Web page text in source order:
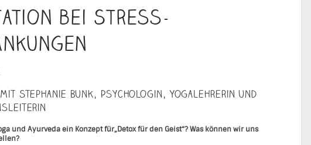
bei Stress-
Stephanie Bunk, Psychologin, Yogalehrerin und
und Ayurveda ein Konzept für„Detox für den Geist“? Was können wir uns